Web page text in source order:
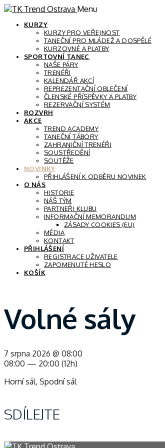
Menu
KURZY
KURZY PRO VEŘEJNOST
TANEČNÍ PRO MLÁDEŽ A DOSPĚLÉ
KURZOVNÉ A PLATBY
SPORTOVNÍ TANEC
NAŠE PÁRY
TRENÉŘI
KALENDÁŘ AKCÍ
REPREZENTAČNÍ OBLEČENÍ
ČLENSKÉ PŘÍSPĚVKY A PLATBY
REZERVAČNÍ SYSTÉM
ROZVRH
AKCE
TREND ACADEMY
TANEČNÍ TÁBORY
ZAHRANIČNÍ TRENÉŘI
SOUSTŘEDĚNÍ
SOUTĚŽE
NOVINKY
PŘIHLÁŠENÍ K ODBĚRU NOVINEK
O NÁS
HISTORIE
NÁŠ TÝM
PARTNEŘI KLUBU
INFORMAČNÍ MEMORANDUM
ZÁSADY COOKIES (EU)
MÉDIA
KONTAKT
PŘIHLÁŠENÍ
REGISTRACE UŽIVATELE
ZAPOMENUTÉ HESLO
KOŠÍK
Volné sály
7 srpna 2026 @ 08:00
08:00 — 20:00 (12h)
Horní sál, Spodní sál
SDÍLEJTE